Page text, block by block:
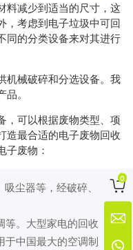
料减少到适当的尺寸，这
，考虑到电子垃圾中可回
同的分类设备来对其进行
机械破碎和分选设备。我
。
，可以根据废物类型、项
造最合适的电子废物回收
子废物：
尘器等，经破碎、
等。大型家电的回收
于中国最大的空调制

0

